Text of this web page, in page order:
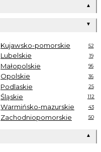
▲
▼
Kujawsko-pomorskie 52
Lubelskie 19
Małopolskie 96
Opolskie 36
Podlaskie 25
Śląskie 112
Warmińsko-mazurskie 43
Zachodniopomorskie 50
▲